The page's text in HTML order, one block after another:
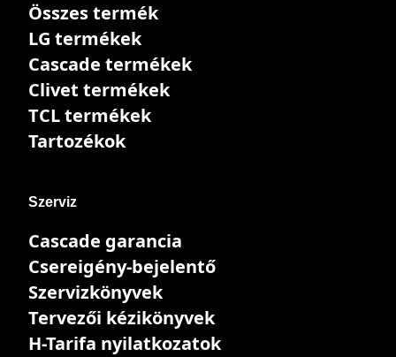
Összes termék
LG termékek
Cascade termékek
Clivet termékek
TCL termékek
Tartozékok
Szerviz
Cascade garancia
Csereigény-bejelentő
Szervizkönyvek
Tervezői kézikönyvek
H-Tarifa nyilatkozatok